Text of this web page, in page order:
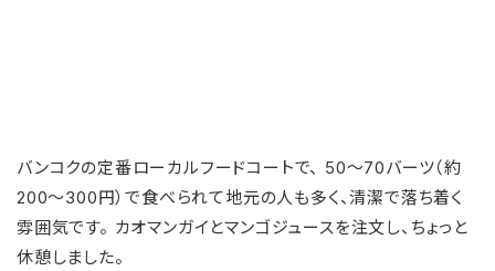
バンコクの定番ローカルフードコートで、 50〜70バーツ（約
200〜300円）で食べられて地元の人も多く、清潔で落ち着く
雰囲気です。 カオマンガイとマンゴジュースを注文し、ちょっと
休憩しました。